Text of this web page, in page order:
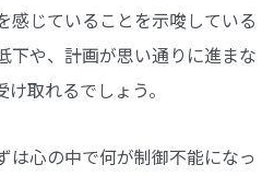
感じていることを示唆している
下や、計画が思い通りに進まな
取れるでしょう。
は心の中で何が制御不能になっ